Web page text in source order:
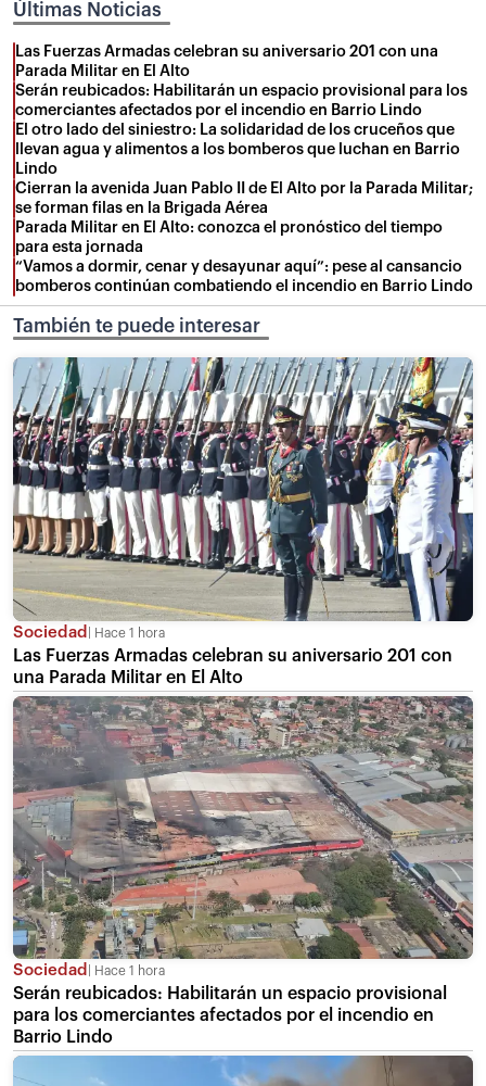
Últimas Noticias
Las Fuerzas Armadas celebran su aniversario 201 con una
Parada Militar en El Alto
Serán reubicados: Habilitarán un espacio provisional para los
comerciantes afectados por el incendio en Barrio Lindo
El otro lado del siniestro: La solidaridad de los cruceños que
llevan agua y alimentos a los bomberos que luchan en Barrio
Lindo
Cierran la avenida Juan Pablo II de El Alto por la Parada Militar;
se forman filas en la Brigada Aérea
Parada Militar en El Alto: conozca el pronóstico del tiempo
para esta jornada
“Vamos a dormir, cenar y desayunar aquí”: pese al cansancio
bomberos continúan combatiendo el incendio en Barrio Lindo
También te puede interesar
Sociedad Hace 1 hora
Las Fuerzas Armadas celebran su aniversario 201 con
una Parada Militar en El Alto
Sociedad Hace 1 hora
Serán reubicados: Habilitarán un espacio provisional
para los comerciantes afectados por el incendio en
Barrio Lindo